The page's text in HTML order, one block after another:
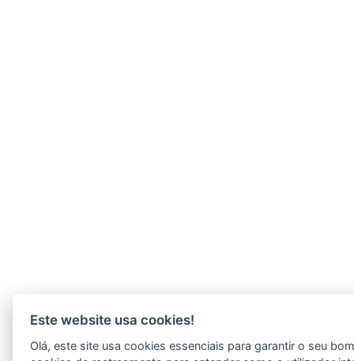
Este website usa cookies!
Olá, este site usa cookies essenciais para garantir o seu